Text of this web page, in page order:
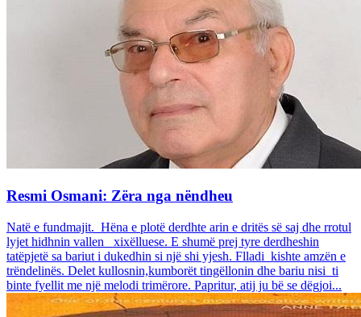
Resmi Osmani: Zëra nga nëndheu
Natë e fundmajit. Hëna e plotë derdhte arin e dritës së saj dhe rrotul
lyjet hidhnin vallen xixëlluese. E shumë prej tyre derdheshin
tatëpjetë sa bariut i dukedhin si një shi yjesh. Flladi kishte amzën e
trëndelinës. Delet kullosnin,kumborët tingëllonin dhe bariu nisi ti
binte fyellit me një melodi trimërore. Papritur, atij ju bë se dëgjoi...